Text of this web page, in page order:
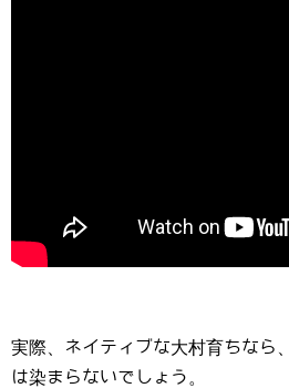
実際、ネイティブな大村育ちなら
は染まらないでしょう。